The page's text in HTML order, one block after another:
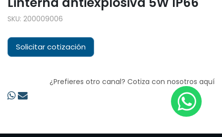
SKU: 200009006
Solicitar cotización
¿Prefieres otro canal? Cotiza con nosotros aquí